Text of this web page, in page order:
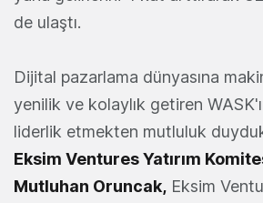
de ulaştı.
Dijital pazarlama dünyasına
yenilik ve kolaylık getiren
liderlik etmekten mutluluk
Eksim Ventures Yatırım
Mutluhan Oruncak, Eksim